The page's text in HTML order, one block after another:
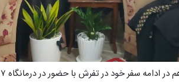
در تفرش با حضور در درمانگاه ۷ تیر تفرش از زحمات بهورزان این مرکز تقدیرکرد.